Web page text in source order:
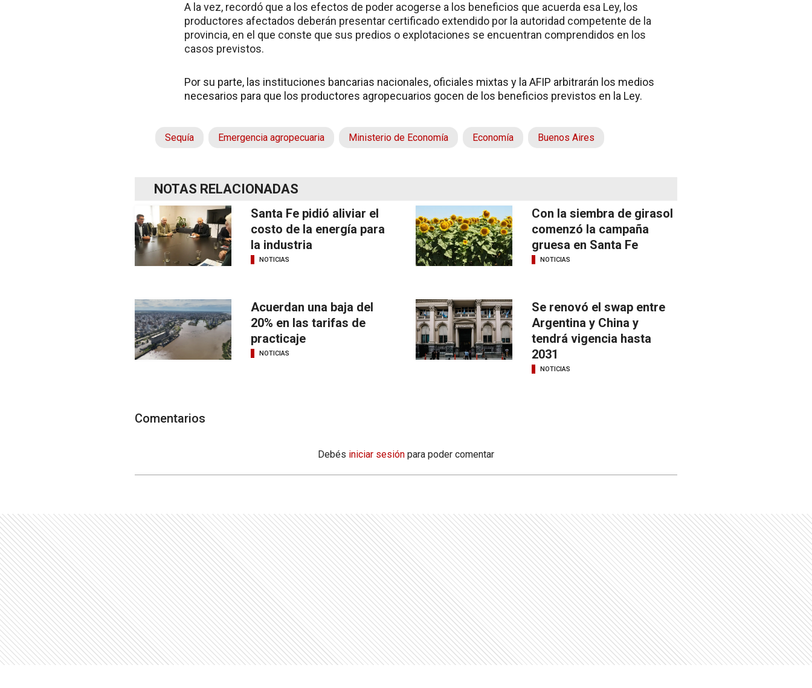
A la vez, recordó que a los efectos de poder acogerse a los beneficios que acuerda esa Ley, los
productores afectados deberán presentar certificado extendido por la autoridad competente de la
provincia, en el que conste que sus predios o explotaciones se encuentran comprendidos en los
casos previstos.
Por su parte, las instituciones bancarias nacionales, oficiales mixtas y la AFIP arbitrarán los medios
necesarios para que los productores agropecuarios gocen de los beneficios previstos en la Ley.
Sequía Emergencia agropecuaria Ministerio de Economía Economía Buenos Aires
NOTAS RELACIONADAS
Santa Fe pidió aliviar el
costo de la energía para
la industria
NOTICIAS
Con la siembra de girasol
comenzó la campaña
gruesa en Santa Fe
NOTICIAS
Acuerdan una baja del
20% en las tarifas de
practicaje
NOTICIAS
Se renovó el swap entre
Argentina y China y
tendrá vigencia hasta
2031
NOTICIAS
Comentarios
Debés iniciar sesión para poder comentar